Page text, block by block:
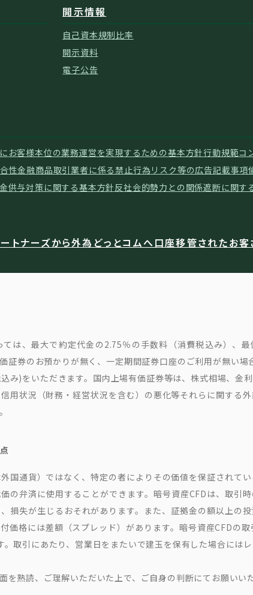
開示情報
自己資本規制比率
開示資料
電子公告
お客様本位の業務運営を実現するための基本方針行動規範コ
性金融商品取引業者に係る禁止行為リスク等の広告記載事項
供与対策に関する基本方針反社会的勢力との関係遮断に関す
トナーズから外為どっとコムへ口座移管されたお客
は、最大で約定代金の2.75％の手数料（消費税込み）、
証券のお預かりが無く、一定期間証券口座のご利用が無い
み)をいただきます。国内上場有価証券等は、株式相場、金
用状況（財務・経営状況を含む）の悪化等それらに関する
国通貨）ではなく、特定の者によりその価値を保証されて
の弁済に使用することができます。暗号資産CFDは、取引
損失が生じるおそれがあります。また、証拠金の額以上の
価格には差額（スプレッド）があります。暗号資産CFDの
取引にあたり、営業日をまたいで建玉を保有した場合にはレ
を熟読、ご理解いただいた上で、ご自身の判断にてお願いいた